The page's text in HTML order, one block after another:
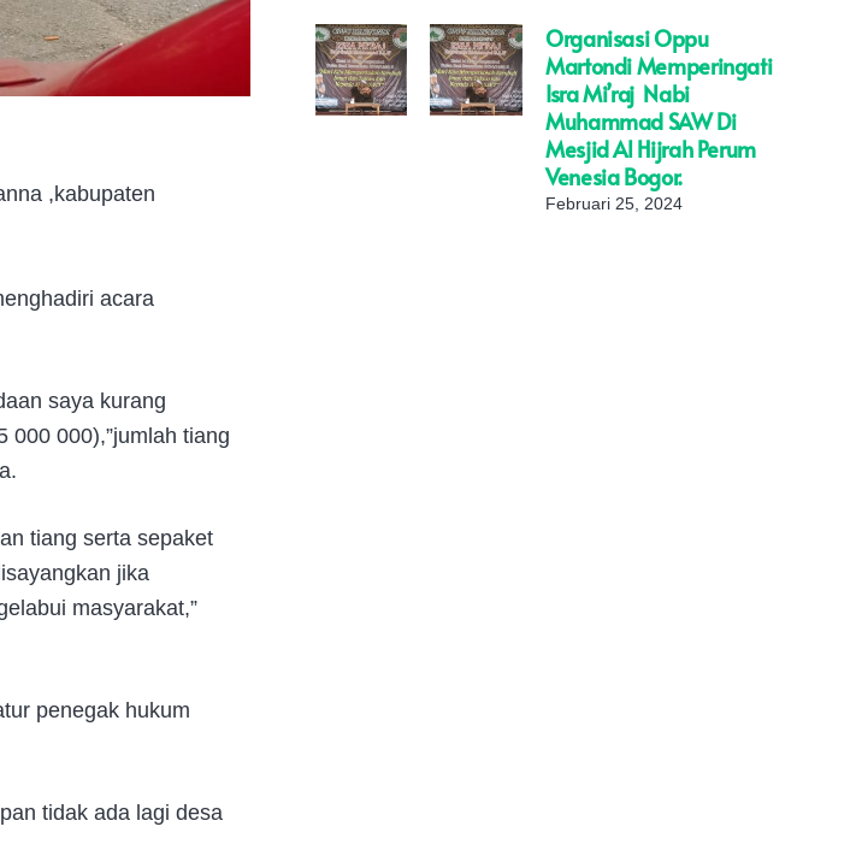
,kabupaten
acara
saya kurang
000 000),”jumlah tiang
tiang serta sepaket
jika
masyarakat,”
penegak hukum
tidak ada lagi desa
Organisasi Oppu
Martondi Memperingati
Isra Mi’raj Nabi
Muhammad SAW Di
Mesjid Al Hijrah Perum
Venesia Bogor.
Februari 25, 2024